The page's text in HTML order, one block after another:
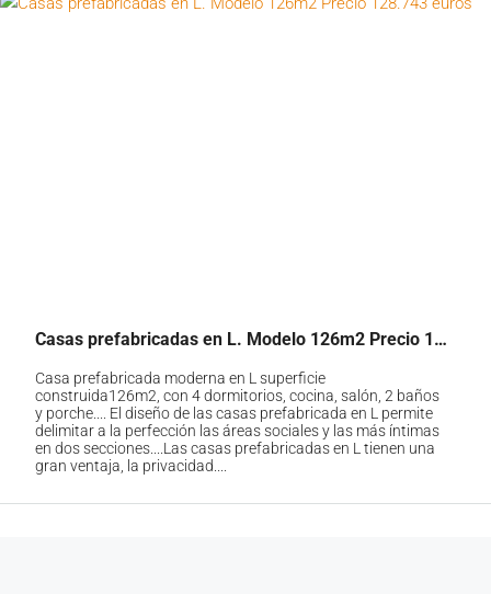
Casas prefabricadas en L. Modelo 126m2 Precio 128.743 euros
Casa prefabricada moderna en L superficie
construida126m2, con 4 dormitorios, cocina, salón, 2 baños
y porche.... El diseño de las casas prefabricada en L permite
delimitar a la perfección las áreas sociales y las más íntimas
en dos secciones....Las casas prefabricadas en L tienen una
gran ventaja, la privacidad....